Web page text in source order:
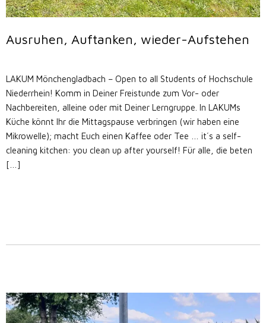
Ausruhen, Auftanken, wieder-Aufstehen
LAKUM Mönchengladbach – Open to all Students of Hochschule
Niederrhein! Komm in Deiner Freistunde zum Vor- oder
Nachbereiten, alleine oder mit Deiner Lerngruppe. In LAKUMs
Küche könnt Ihr die Mittagspause verbringen (wir haben eine
Mikrowelle); macht Euch einen Kaffee oder Tee … it´s a self-
cleaning kitchen: you clean up after yourself! Für alle, die beten
[…]